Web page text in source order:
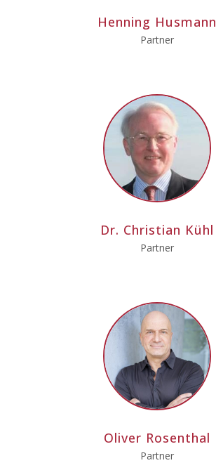
Henning Husmann
Partner
Dr. Christian Kühl
Partner
Oliver Rosenthal
Partner